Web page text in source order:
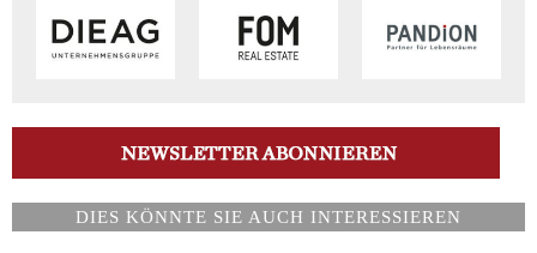
DIES KÖNNTE SIE AUCH INTERESSIEREN